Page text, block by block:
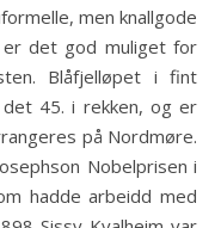
men knallgode
er det god muliget for
Blåfjelløpet i fint
45. i rekken, og er
på Nordmøre.
Nobelprisen i
hadde arbeidd med